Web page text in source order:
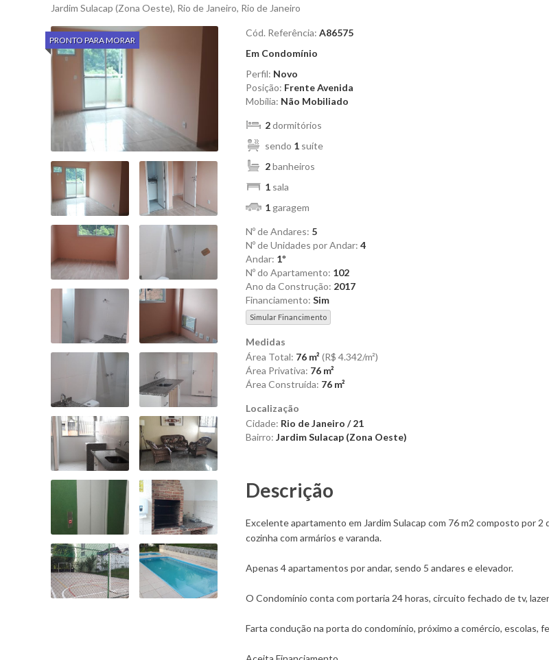
Jardim Sulacap (Zona Oeste), Rio de Janeiro, Rio de Janeiro
PRONTO PARA MORAR
Cód. Referência: A86575
Em Condomínio
Perfil: Novo
Posição: Frente Avenida
Mobília: Não Mobiliado
2dormitórios
sendo 1suíte
2banheiros
1sala
1garagem
Nº de Andares: 5
Nº de Unidades por Andar: 4
Andar: 1º
Nº do Apartamento: 102
Ano da Construção: 2017
Financiamento: Sim
Simular Financimento
Medidas
Área Total: 76 m² (R$ 4.342/m²)
Área Privativa: 76 m²
Área Construída: 76 m²
Localização
Cidade: Rio de Janeiro / 21
Bairro: Jardim Sulacap (Zona Oeste)
Descrição
Excelente apartamento em Jardim Sulacap com 76 m2 composto por
cozinha com armários e varanda.
Apenas 4 apartamentos por andar, sendo 5 andares e elevador.
O Condomínio conta com portaria 24 horas, circuito fechado de tv,
Farta condução na porta do condomínio, próximo a comércio, escolas,